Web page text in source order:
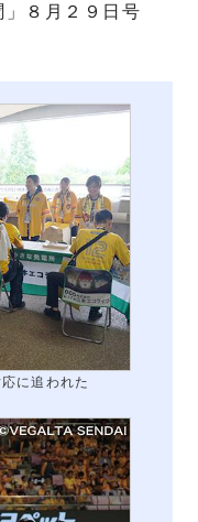
」８月２９日号
に追われた